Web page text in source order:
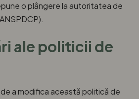
o plângere la autoritatea de
ale politicii de
a modifica această politică de